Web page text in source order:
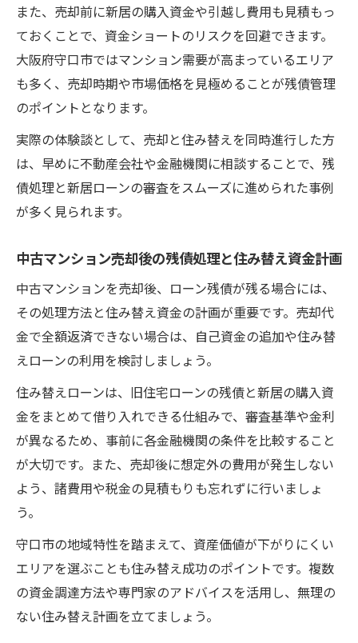
また、売却前に新居の購入資金や引越し費用も見積もっ
ておくことで、資金ショートのリスクを回避できます。
大阪府守口市ではマンション需要が高まっているエリア
も多く、売却時期や市場価格を見極めることが残債管理
のポイントとなります。
実際の体験談として、売却と住み替えを同時進行した方
は、早めに不動産会社や金融機関に相談することで、残
債処理と新居ローンの審査をスムーズに進められた事例
が多く見られます。
中古マンション売却後の残債処理と住み替え資金計画
中古マンションを売却後、ローン残債が残る場合には、
その処理方法と住み替え資金の計画が重要です。売却代
金で全額返済できない場合は、自己資金の追加や住み替
えローンの利用を検討しましょう。
住み替えローンは、旧住宅ローンの残債と新居の購入資
金をまとめて借り入れできる仕組みで、審査基準や金利
が異なるため、事前に各金融機関の条件を比較すること
が大切です。また、売却後に想定外の費用が発生しない
よう、諸費用や税金の見積もりも忘れずに行いましょ
う。
守口市の地域特性を踏まえて、資産価値が下がりにくい
エリアを選ぶことも住み替え成功のポイントです。複数
の資金調達方法や専門家のアドバイスを活用し、無理の
ない住み替え計画を立てましょう。